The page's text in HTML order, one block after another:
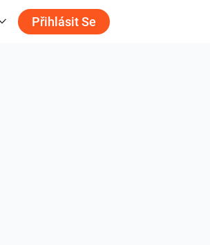
Přihlásit Se